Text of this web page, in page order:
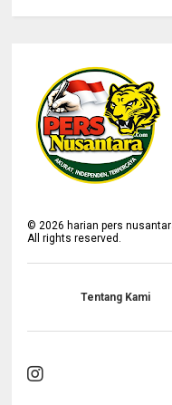
©2026 harian pers
All rights reserved.
Tentang Kami